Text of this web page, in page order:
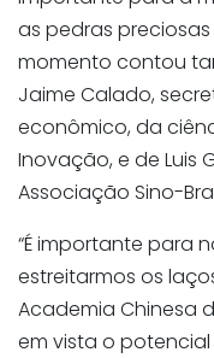
as pedras
momento contou
Jaime Calado,
econômico, da
Inovação, e de Luis
Associação Sino-
“É importante para
estreitarmos os
Academia Chinesa
em vista o potencial